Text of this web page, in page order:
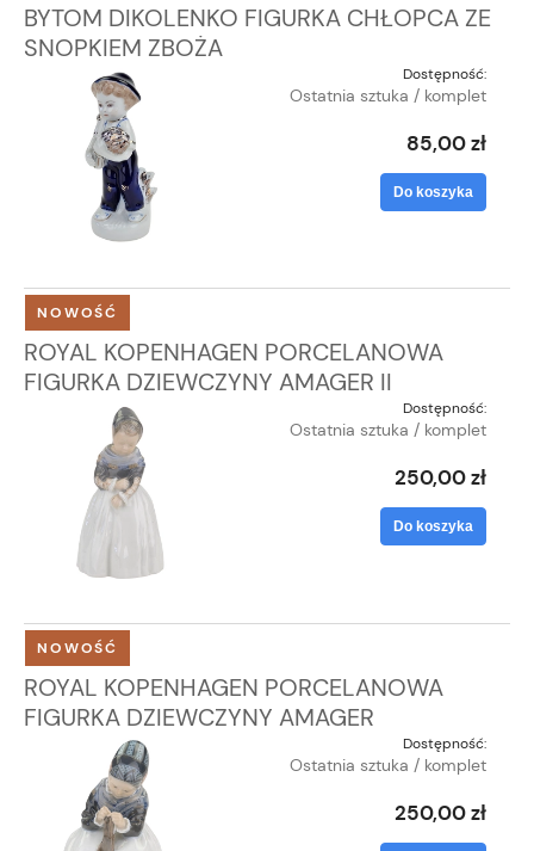
BYTOM DIKOLENKO FIGURKA CHŁOPCA ZE
SNOPKIEM ZBOŻA
Dostępność:
Ostatnia sztuka / komplet
85,00 zł
Do koszyka
ROYAL KOPENHAGEN PORCELANOWA
FIGURKA DZIEWCZYNY AMAGER II
Dostępność:
Ostatnia sztuka / komplet
250,00 zł
Do koszyka
NOWOŚĆ
ROYAL KOPENHAGEN PORCELANOWA
FIGURKA DZIEWCZYNY AMAGER
Dostępność:
Ostatnia sztuka / komplet
250,00 zł
NOWOŚĆ